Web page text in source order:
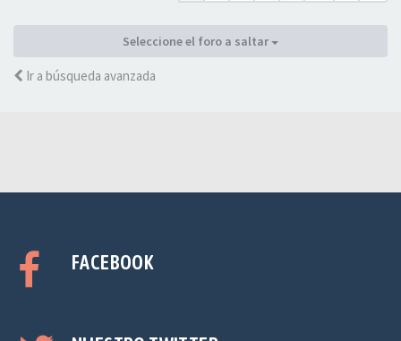
Seleccione el foro a saltar
Ir a búsqueda avanzada
FACEBOOK